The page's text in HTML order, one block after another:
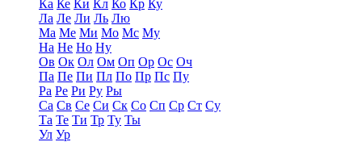
Ка Ке Ки Кл Ко Кр Ку
Ла Ле Ли Ль Лю
Ма Ме Ми Мо Мс Му
На Не Но Ну
Ов Ок Ол Ом Оп Ор Ос Оч
Па Пе Пи Пл По Пр Пс Пу
Ра Ре Ри Ру Ры
Са Св Се Си Ск Со Сп Ср Ст Су
Та Те Ти Тр Ту Ты
Ул Ур